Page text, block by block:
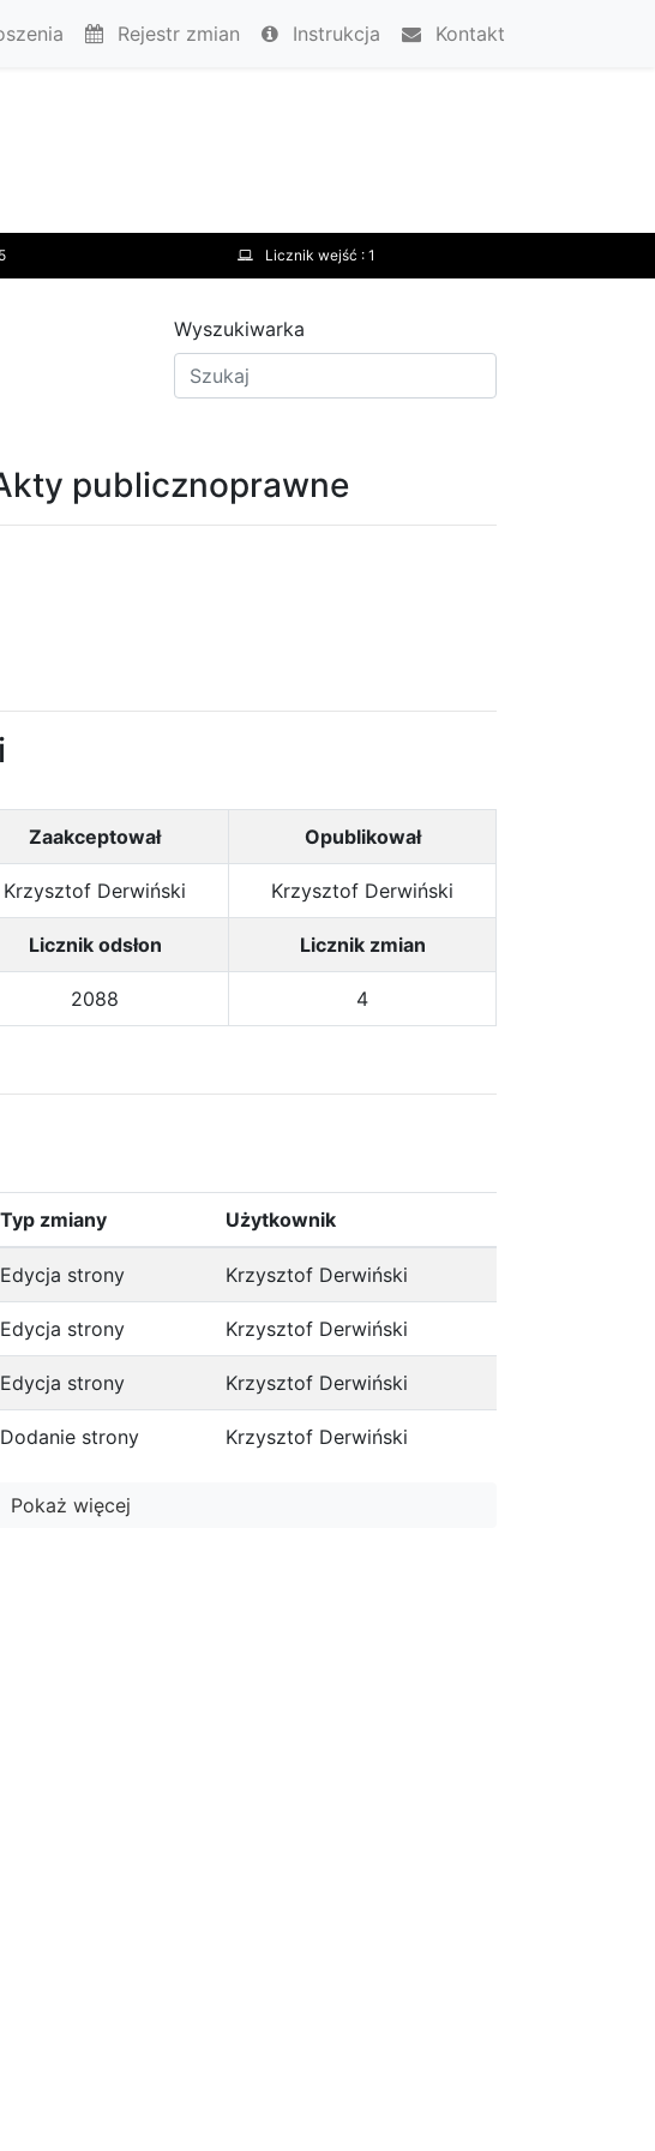
Rejestr zmian Instrukcja Kontakt
Licznik wejść : 1
Wyszukiwarka
publicznoprawne
Zaakceptował Opublikował
Krzysztof Derwiński Krzysztof Derwiński
Licznik odsłon Licznik zmian
2088 4
Typ zmiany Użytkownik
Edycja strony Krzysztof Derwiński
Edycja strony Krzysztof Derwiński
Edycja strony Krzysztof Derwiński
Dodanie strony Krzysztof Derwiński
Pokaż więcej